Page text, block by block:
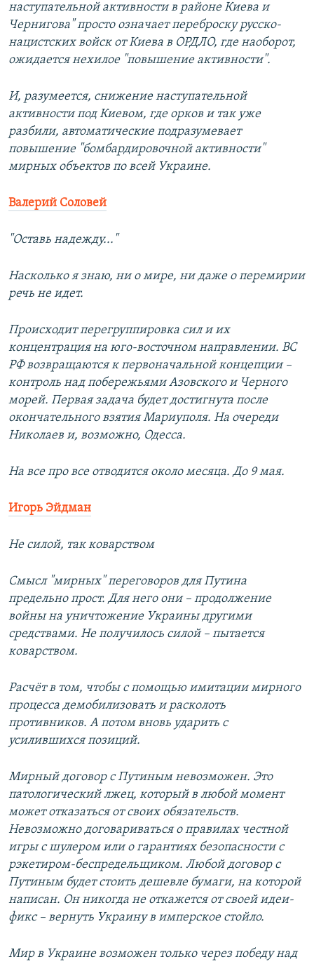
наступательной активности в районе Киева и
Чернигова" просто означает переброску русско-
нацистских войск от Киева в ОРДЛО, где наоборот,
ожидается нехилое "повышение активности".
И, разумеется, снижение наступательной
активности под Киевом, где орков и так уже
разбили, автоматические подразумевает
повышение "бомбардировочной активности"
мирных объектов по всей Украине.
Валерий Соловей
"Оставь надежду..."
Насколько я знаю, ни о мире, ни даже о перемирии
речь не идет.
Происходит перегруппировка сил и их
концентрация на юго-восточном направлении. ВС
РФ возвращаются к первоначальной концепции –
контроль над побережьями Азовского и Черного
морей. Первая задача будет достигнута после
окончательного взятия Мариуполя. На очереди
Николаев и, возможно, Одесса.
На все про все отводится около месяца. До 9 мая.
Игорь Эйдман
Не силой, так коварством
Смысл "мирных" переговоров для Путина
предельно прост. Для него они – продолжение
войны на уничтожение Украины другими
средствами. Не получилось силой – пытается
коварством.
Расчёт в том, чтобы с помощью имитации мирного
процесса демобилизовать и расколоть
противников. А потом вновь ударить с
усилившихся позиций.
Мирный договор с Путиным невозможен. Это
патологический лжец, который в любой момент
может отказаться от своих обязательств.
Невозможно договариваться о правилах честной
игры с шулером или о гарантиях безопасности с
рэкетиром-беспредельщиком. Любой договор с
Путиным будет стоить дешевле бумаги, на которой
написан. Он никогда не откажется от своей идеи-
фикс – вернуть Украину в имперское стойло.
Мир в Украине возможен только через победу над